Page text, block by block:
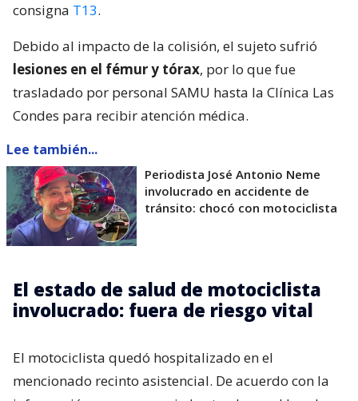
consigna T13.
Debido al impacto de la colisión, el sujeto sufrió
lesiones en el fémur y tórax, por lo que fue
trasladado por personal SAMU hasta la Clínica Las
Condes para recibir atención médica.
Lee también...
Periodista José Antonio Neme
involucrado en accidente de
tránsito: chocó con motociclista
El estado de salud de motociclista
involucrado: fuera de riesgo vital
El motociclista quedó hospitalizado en el
mencionado recinto asistencial. De acuerdo con la